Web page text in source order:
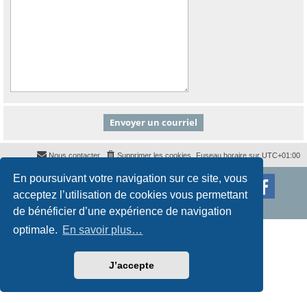
En poursuivant votre navigation sur ce site, vous
acceptez l’utilisation de cookies vous permettant
de bénéficier d’une expérience de navigation
optimale. En savoir plus…
J’accepte
Fuseau horaire sur UTC+01:00
Supprimer les cookies
Nous contacter
Développé parphpBB® Forum Software © phpBB Limited
Styleproflatpar © Mazeltof2017
Confidentialité | Conditions